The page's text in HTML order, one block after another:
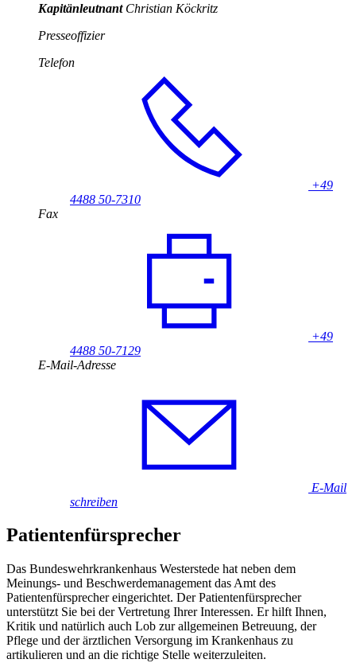
KapitänleutnantChristian Köckritz
Presseoffizier
Telefon
+49
4488 50-7310
Fax
+49
4488 50-7129
E-Mail-Adresse
E-Mail
schreiben
Patientenfürsprecher
Das Bundeswehrkrankenhaus Westerstede hat neben dem
Meinungs- und Beschwerdemanagement das Amt des
Patientenfürsprecher eingerichtet. Der Patientenfürsprecher
unterstützt Sie bei der Vertretung Ihrer Interessen. Er hilft Ihnen,
Kritik und natürlich auch Lob zur allgemeinen Betreuung, der
Pflege und der ärztlichen Versorgung im Krankenhaus zu
artikulieren und an die richtige Stelle weiterzuleiten.